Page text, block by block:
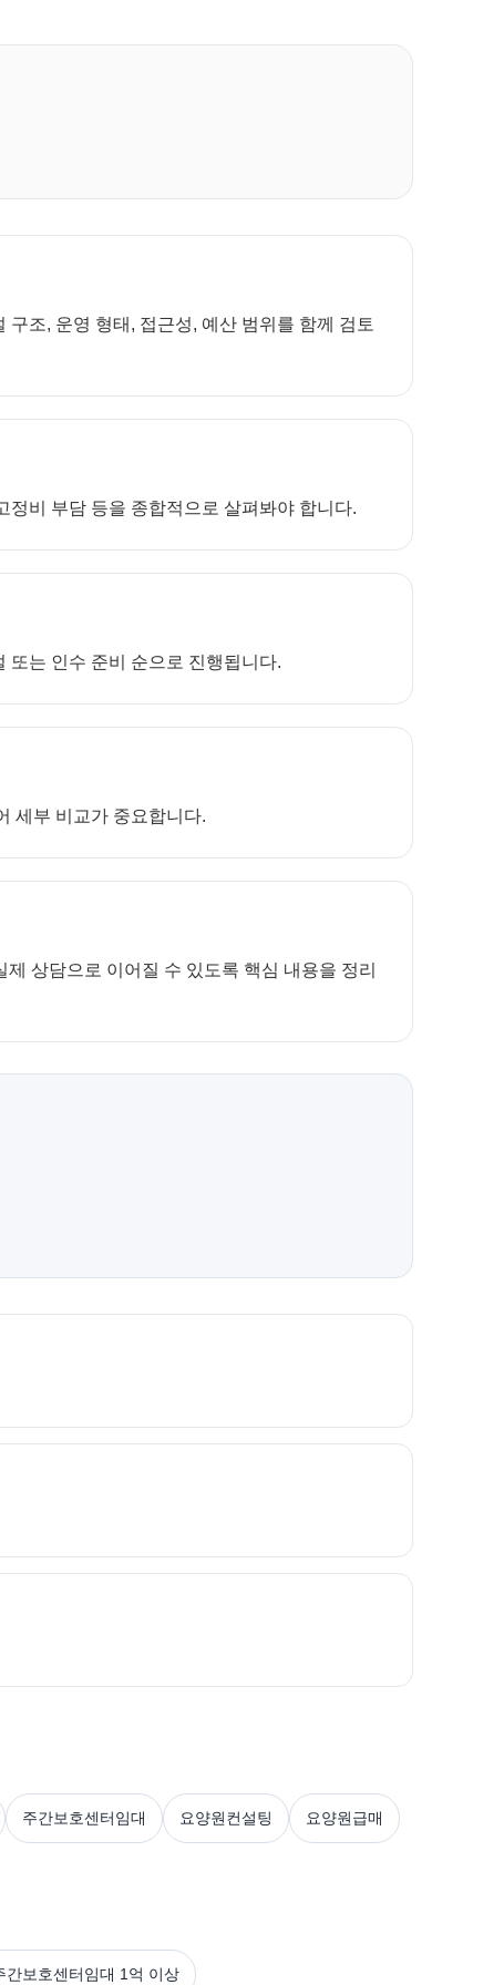
조, 운영 형태, 접근성, 예산 범위를 함께 검토
정비 부담 등을 종합적으로 살펴봐야 합니다.
는 인수 준비 순으로 진행됩니다.
세부 비교가 중요합니다.
상담으로 이어질 수 있도록 핵심 내용을 정리
주간보호센터임대 요양원컨설팅 요양원급매
간보호센터임대 1억 이상